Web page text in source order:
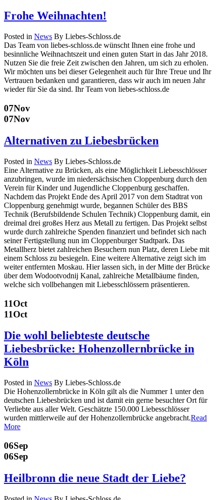
Frohe Weihnachten!
Posted in News By Liebes-Schloss.de
Das Team von liebes-schloss.de wünscht Ihnen eine frohe und
besinnliche Weihnachtszeit und einen guten Start in das Jahr 2018.
Nutzen Sie die freie Zeit zwischen den Jahren, um sich zu erholen.
Wir möchten uns bei dieser Gelegenheit auch für Ihre Treue und Ihr
Vertrauen bedanken und garantieren, dass wir auch im neuen Jahr
wieder für Sie da sind. Ihr Team von liebes-schloss.de
07Nov
07Nov
Alternativen zu Liebesbrücken
Posted in News By Liebes-Schloss.de
Eine Alternative zu Brücken, als eine Möglichkeit Liebesschlösser
anzubringen, wurde im niedersächsischen Cloppenburg durch den
Verein für Kinder und Jugendliche Cloppenburg geschaffen.
Nachdem das Projekt Ende des April 2017 von dem Stadtrat von
Cloppenburg genehmigt wurde, begannen Schüler des BBS
Technik (Berufsbildende Schulen Technik) Cloppenburg damit, ein
dreimal drei großes Herz aus Metall zu fertigen. Das Projekt selbst
wurde durch zahlreiche Spenden finanziert und befindet sich nach
seiner Fertigstellung nun im Cloppenburger Stadtpark. Das
Metallherz bietet zahlreichen Besuchern nun Platz, deren Liebe mit
einem Schloss zu besiegeln. Eine weitere Alternative zeigt sich im
weiter entfernten Moskau. Hier lassen sich, in der Mitte der Brücke
über dem Wodootvodnij Kanal, zahlreiche Metallbäume finden,
welche sich vollbehangen mit Liebesschlössern präsentieren.
11Oct
11Oct
Die wohl beliebteste deutsche
Liebesbrücke: Hohenzollernbrücke in
Köln
Posted in News By Liebes-Schloss.de
Die Hohenzollernbrücke in Köln gilt als die Nummer 1 unter den
deutschen Liebesbrücken und ist damit ein gerne besuchter Ort für
Verliebte aus aller Welt. Geschätzte 150.000 Liebesschlösser
wurden mittlerweile auf der Hohenzollernbrücke angebracht.Read
More
06Sep
06Sep
Heilbronn die neue Stadt der Liebe?